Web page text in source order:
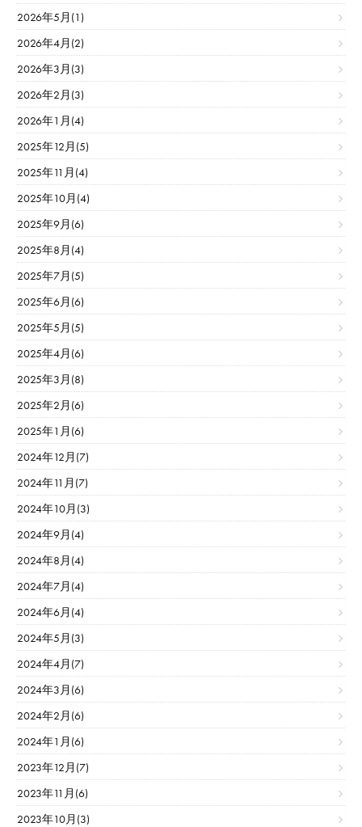
2026年5月(1)
2026年4月(2)
2026年3月(3)
2026年2月(3)
2026年1月(4)
2025年12月(5)
2025年11月(4)
2025年10月(4)
2025年9月(6)
2025年8月(4)
2025年7月(5)
2025年6月(6)
2025年5月(5)
2025年4月(6)
2025年3月(8)
2025年2月(6)
2025年1月(6)
2024年12月(7)
2024年11月(7)
2024年10月(3)
2024年9月(4)
2024年8月(4)
2024年7月(4)
2024年6月(4)
2024年5月(3)
2024年4月(7)
2024年3月(6)
2024年2月(6)
2024年1月(6)
2023年12月(7)
2023年11月(6)
2023年10月(3)